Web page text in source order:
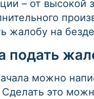
– от высокой
жалобу на
подать
можно
это